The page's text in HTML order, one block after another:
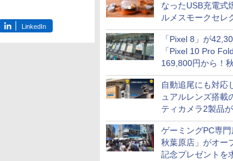
なったUSB充電式
ルメスモークセレ
2」がサンコーから
「Pixel 8」が
「Pixel 10 Pro
169,800円から！秋
古のPixelシリーズ
自動追尾にも対応
ュアルレンズ搭載
ティカメラ2製品が
ら
ゲーミングPC専門
秋葉原店」がオー
記念プレゼントを
LinkedIn